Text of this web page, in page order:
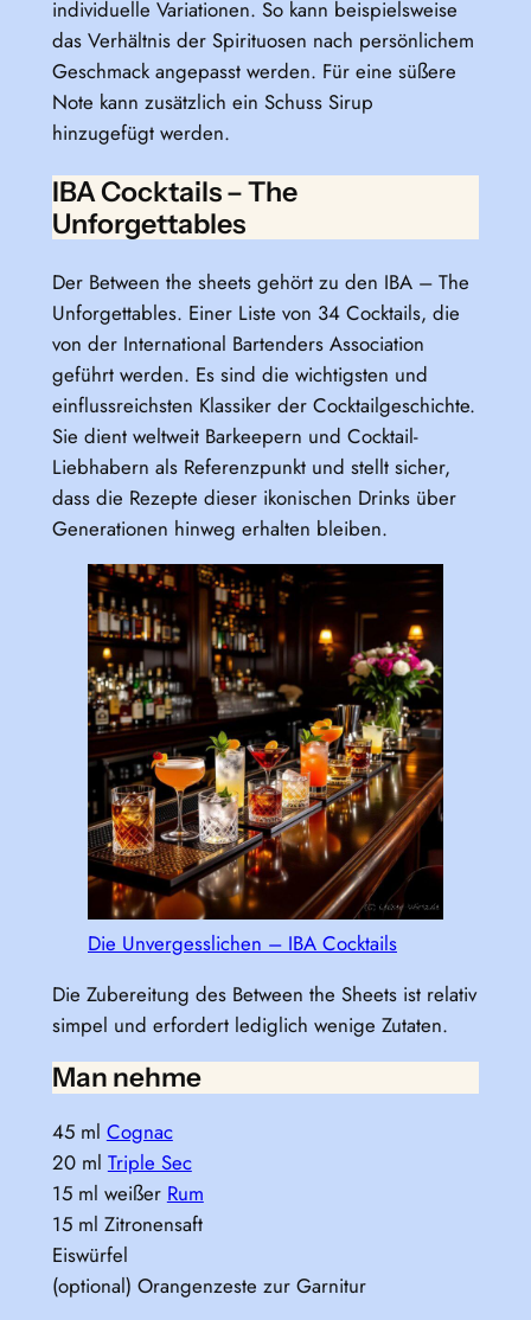
individuelle Variationen. So kann beispielsweise
das Verhältnis der Spirituosen nach persönlichem
Geschmack angepasst werden. Für eine süßere
Note kann zusätzlich ein Schuss Sirup
hinzugefügt werden.
IBA Cocktails – The
Unforgettables
Der Between the sheets gehört zu den IBA – The
Unforgettables. Einer Liste von 34 Cocktails, die
von der International Bartenders Association
geführt werden. Es sind die wichtigsten und
einflussreichsten Klassiker der Cocktailgeschichte.
Sie dient weltweit Barkeepern und Cocktail-
Liebhabern als Referenzpunkt und stellt sicher,
dass die Rezepte dieser ikonischen Drinks über
Generationen hinweg erhalten bleiben.
Die Unvergesslichen – IBA Cocktails
Die Zubereitung des Between the Sheets ist relativ
simpel und erfordert lediglich wenige Zutaten.
Man nehme
45 ml Cognac
20 ml Triple Sec
15 ml weißer Rum
15 ml Zitronensaft
Eiswürfel
(optional) Orangenzeste zur Garnitur